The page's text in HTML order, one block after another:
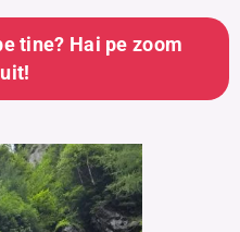
tine? Hai pe zoom